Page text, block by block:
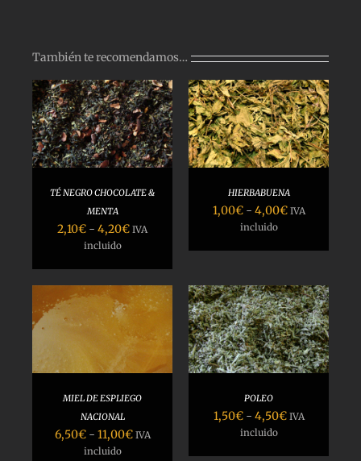
También te recomendamos…
TÉ NEGRO CHOCOLATE &
MENTA
2,10€ - 4,20€Rango
2,10€
hasta
IVA
incluido
SELECCIONAR
OPCIONES
/
DETALLES
HIERBABUENA
1,00€ - 4,00€Rango
hasta
4,00€
IVA
incluido
MIEL DE ESPLIEGO
NACIONAL
6,50€ - 11,00€Rango
IVA
incluido
SELECCIONAR
OPCIONES
DETALLES
POLEO
1,50€ - 4,50€Rango
IVA
incluido